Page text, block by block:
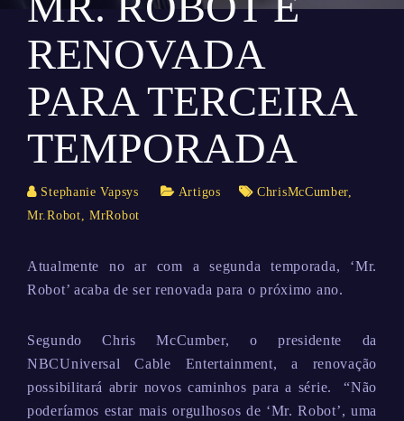
RENOVADA
PARA TERCEIRA
TEMPORADA
Stephanie Vapsys Artigos ChrisMcCumber,
Mr.Robot,MrRobot
Atualmente no ar com a segunda temporada, ‘Mr.
Robot’ acaba de ser renovada para o próximo ano.
Segundo Chris McCumber, o presidente da
NBCUniversal Cable Entertainment, a renovação
possibilitará abrir novos caminhos para a série. “Não
poderíamos estar mais orgulhosos de ‘Mr. Robot’, uma